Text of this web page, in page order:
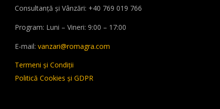
Consultanță și Vânzări: +40 769 019 766
Program: Luni – Vineri: 9:00 – 17:00
E-mail: vanzari@romagra.com
Termeni și Condiții
Politică Cookies și GDPR